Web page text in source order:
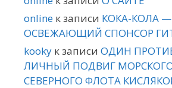
online к записи КОКА-КОЛА —
ОСВЕЖАЮЩИЙ СПОНСОР
kooky к записи ОДИН
ЛИЧНЫЙ ПОДВИГ
СЕВЕРНОГО ФЛОТА